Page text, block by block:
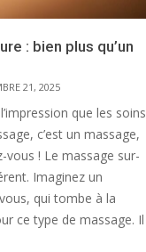
: bien plus qu’un
21, 2025
que les soins
c’est un massage,
vous ! Le massage sur-
Imaginez un
qui tombe à la
ce type de massage. Il